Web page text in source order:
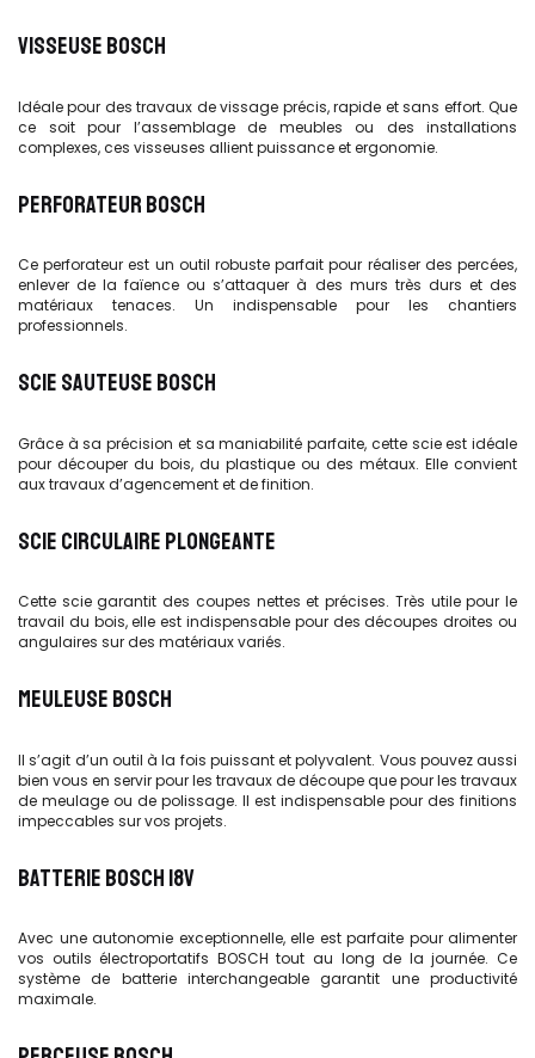
VISSEUSE BOSCH
Idéale pour des travaux de vissage précis, rapide et sans effort. Que
ce soit pour l’assemblage de meubles ou des installations
complexes, ces visseuses allient puissance et ergonomie.
PERFORATEUR BOSCH
Ce perforateur est un outil robuste parfait pour réaliser des percées,
enlever de la faïence ou s’attaquer à des murs très durs et des
matériaux tenaces. Un indispensable pour les chantiers
professionnels.
SCIE SAUTEUSE BOSCH
Grâce à sa précision et sa maniabilité parfaite, cette scie est idéale
pour découper du bois, du plastique ou des métaux. Elle convient
aux travaux d’agencement et de finition.
SCIE CIRCULAIRE PLONGEANTE
Cette scie garantit des coupes nettes et précises. Très utile pour le
travail du bois, elle est indispensable pour des découpes droites ou
angulaires sur des matériaux variés.
MEULEUSE BOSCH
Il s’agit d’un outil à la fois puissant et polyvalent. Vous pouvez aussi
bien vous en servir pour les travaux de découpe que pour les travaux
de meulage ou de polissage. Il est indispensable pour des finitions
impeccables sur vos projets.
BATTERIE BOSCH 18V
Avec une autonomie exceptionnelle, elle est parfaite pour alimenter
vos outils électroportatifs BOSCH tout au long de la journée. Ce
système de batterie interchangeable garantit une productivité
maximale.